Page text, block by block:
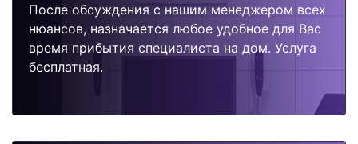
После обсуждения с нашим менеджером всех
нюансов, назначается любое удобное для Вас
время прибытия специалиста на дом. Услуга
бесплатная.